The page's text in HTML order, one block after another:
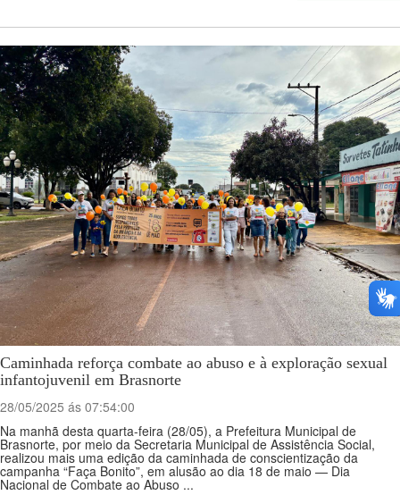
Caminhada reforça combate ao abuso e à exploração sexual
infantojuvenil em Brasnorte
28/05/2025 ás 07:54:00
Na manhã desta quarta-feira (28/05), a Prefeitura Municipal de
Brasnorte, por meio da Secretaria Municipal de Assistência Social,
realizou mais uma edição da caminhada de conscientização da
campanha “Faça Bonito”, em alusão ao dia 18 de maio — Dia
Nacional de Combate ao Abuso ...